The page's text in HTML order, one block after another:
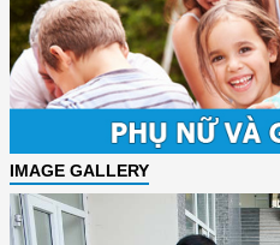
IMAGE GALLERY